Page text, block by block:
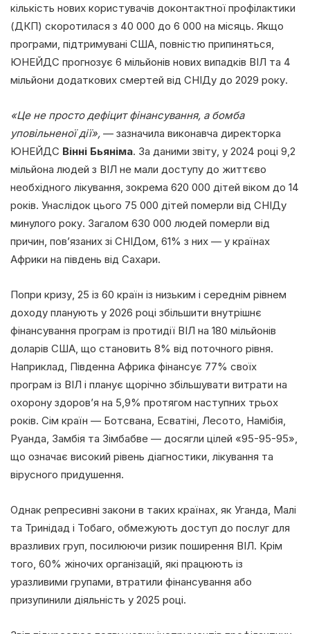
кількість нових користувачів доконтактної профілактики
(ДКП) скоротилася з 40 000 до 6 000 на місяць. Якщо
програми, підтримувані США, повністю припиняться,
ЮНЕЙДС прогнозує 6 мільйонів нових випадків ВІЛ та 4
мільйони додаткових смертей від СНІДу до 2029 року.
«Це не просто дефіцит фінансування, а бомба
уповільненої дії», — зазначила виконавча директорка
ЮНЕЙДС Вінні Бьяніма. За даними звіту, у 2024 році 9,2
мільйона людей з ВІЛ не мали доступу до життєво
необхідного лікування, зокрема 620 000 дітей віком до 14
років. Унаслідок цього 75 000 дітей померли від СНІДу
минулого року. Загалом 630 000 людей померли від
причин, пов’язаних зі СНІДом, 61% з них — у країнах
Африки на південь від Сахари.
Попри кризу, 25 із 60 країн із низьким і середнім рівнем
доходу планують у 2026 році збільшити внутрішнє
фінансування програм із протидії ВІЛ на 180 мільйонів
доларів США, що становить 8% від поточного рівня.
Наприклад, Південна Африка фінансує 77% своїх
програм із ВІЛ і планує щорічно збільшувати витрати на
охорону здоров’я на 5,9% протягом наступних трьох
років. Сім країн — Ботсвана, Есватіні, Лесото, Намібія,
Руанда, Замбія та Зімбабве — досягли цілей «95-95-95»,
що означає високий рівень діагностики, лікування та
вірусного придушення.
Однак репресивні закони в таких країнах, як Уганда, Малі
та Тринідад і Тобаго, обмежують доступ до послуг для
вразливих груп, посилюючи ризик поширення ВІЛ. Крім
того, 60% жіночих організацій, які працюють із
уразливими групами, втратили фінансування або
призупинили діяльність у 2025 році.